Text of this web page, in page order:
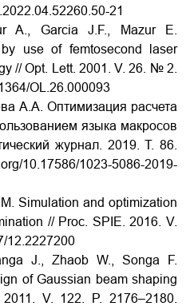
21
A., Garcia J.F., Mazur E.
use of femtosecond laser
// Opt. Lett. 2001. V. 26. № 2.
OL.26.000093
А.А. Оптимизация расчета
языка макросов
журнал. 2019. Т. 86.
10.17586/1023-5086-2019-
Simulation and optimization
// Proc. SPIE. 2016. V.
12.2227200
J., Zhaob W., Songa F.
of Gaussian beam shaping
V. 122. P. 2176–2180.